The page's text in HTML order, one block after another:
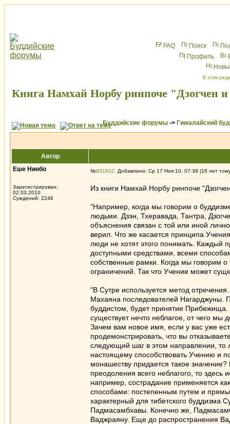
FAQ Поиск
Профиль
В этом
Книга Намхай Норбу ринпоче "Дзогчен и
Буддийские форумы -> Гималайский
Автор
Еше Нинбо
Зарегистрирован:
02.03.2010
Суждений: 2246
№83181 Добавлено: Ср 17 Ноя 10, 07:39 (16 лет
Из книги Намхай Норбу ринпоче
"Например, когда мы говорим о
людьми. Дзэн, Тхеравада, Тантра,
объяснения связан с той или иной
верил. Что же касается принципа
люди не хотят этого понимать. Каждый
доступными средствами, всеми
собственные рамки. Когда мы говорим о
ограничений. Так что Учение может
"В Сутре используется метод
Махаяна последователей Нагарджуны.
буддистом, будет принятие
существует нечто неблагое, от чего мы
Зачем вам новое имя, если у вас уже
продемонстрировать, что вы
следующий шаг в этом направлении,
настоящему способствовать Учению и
монашеству придается такое
преодоления всего неблагого, то
например, сострадание применяется
способами: постепенным путем и
характерный для тибетского буддизма
Падмасамбхавы. Конечно же,
Ваджраяну. Еще до распространения